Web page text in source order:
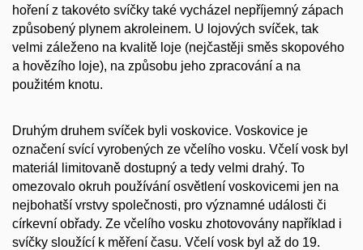
hoření z takovéto svíčky také vycházel nepříjemný zápach
způsobený plynem akroleinem. U lojových svíček, tak
velmi záleženo na kvalitě loje (nejčastěji směs skopového
a hovězího loje), na způsobu jeho zpracování a na
použitém knotu.
Druhým druhem svíček byli voskovice. Voskovice je
označení svící vyrobených ze včelího vosku. Včelí vosk byl
materiál limitovaně dostupný a tedy velmi drahý. To
omezovalo okruh používání osvětlení voskovicemi jen na
nejbohatší vrstvy společnosti, pro významné události či
církevní obřady. Ze včelího vosku zhotovovány například i
svíčky sloužící k měření času. Včelí vosk byl až do 19.